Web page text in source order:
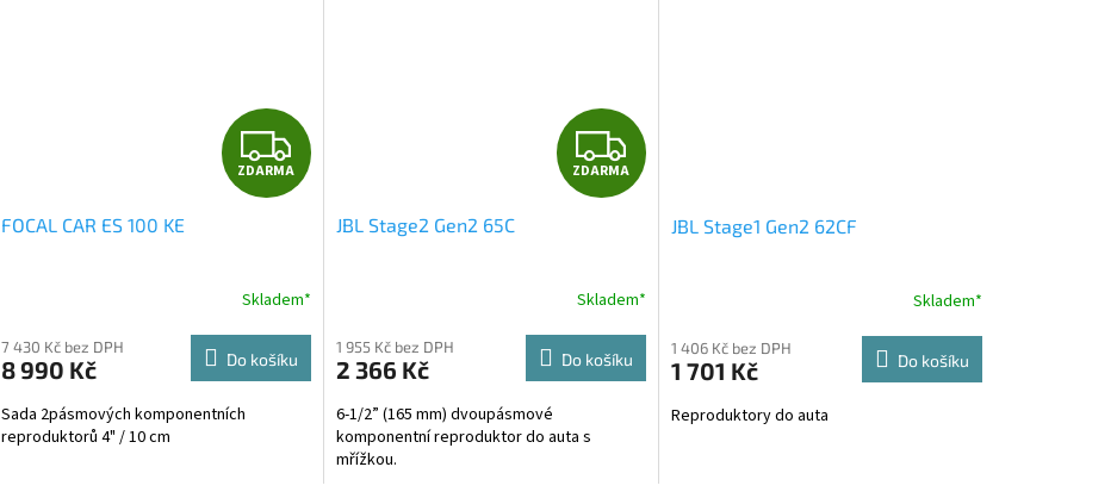
Z
D
R
M
A
ZDARMA
FOCAL CAR ES 100 KE
Skladem*
7 430 Kč bez DPH
8 990 Kč Do košíku
Sada 2pásmových komponentních
reproduktorů 4" / 10 cm
Z
D
R
M
A
ZDARMA
JBL Stage2 Gen2 65C
Skladem*
1 955 Kč bez DPH
2 366 Kč Do košíku
6-1/2” (165 mm) dvoupásmové
komponentní reproduktor do auta s
mřížkou.
JBL Stage1 Gen2 62CF
Skladem*
1 406 Kč bez DPH
1 701 Kč Do košíku
Reproduktory do auta